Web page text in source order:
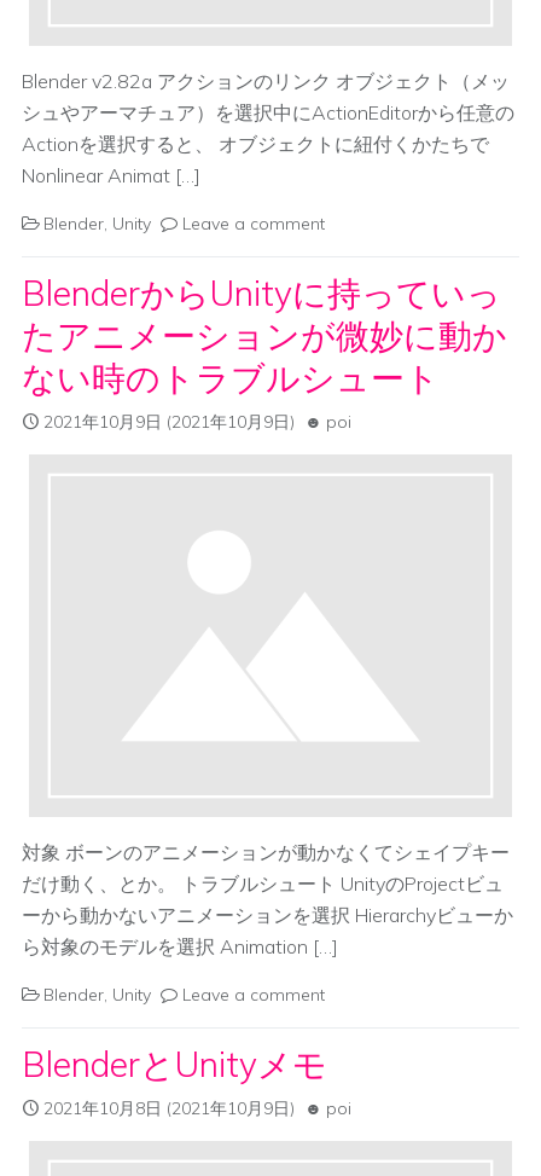
Blender v2.82a アクションのリンク オブジェクト（メッ
シュやアーマチュア）を選択中にActionEditorから任意の
Actionを選択すると、 オブジェクトに紐付くかたちで
Nonlinear Animat […]
Blender, Unity Leave a comment
BlenderからUnityに持っていっ
たアニメーションが微妙に動か
ない時のトラブルシュート
2021年10月9日 (2021年10月9日) poi
対象 ボーンのアニメーションが動かなくてシェイプキー
だけ動く、とか。 トラブルシュート UnityのProjectビュ
ーから動かないアニメーションを選択 Hierarchyビューか
ら対象のモデルを選択 Animation […]
Blender, Unity Leave a comment
BlenderとUnityメモ
2021年10月8日 (2021年10月9日) poi